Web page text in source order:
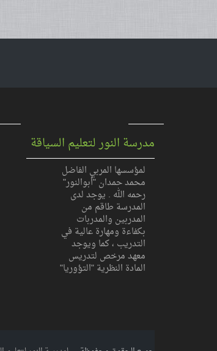
مدرسة النور لتعليم السياقة
لمؤسسها المربي الفاضل
محمد حمدان "أبوالنور"
رحمه الله . يوجد لدى
المدرسة طاقم من
المدربين والمدربات
بكفاءة ومهارة عالية في
التدريب ، كما ويوجد
معهد مرخص لتدريس
المادة النظرية "التؤوريا"